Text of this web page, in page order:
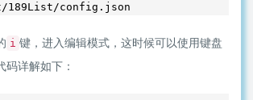
i 键，进入编辑模式，这时候可以使用键盘
详解如下：